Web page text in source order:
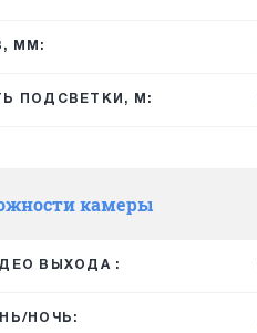
ММ:
ПОДСВЕТКИ, М:
камеры
ВЫХОДА :
НОЧЬ: